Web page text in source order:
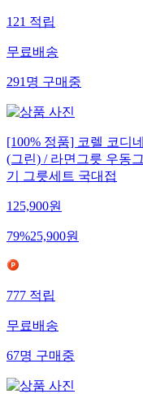
121적립
무료배송
291명구매중
[100% 정품] 코렐 코디
(그린) / 라면그릇 우동
기 그릇세트 국대접
125,900원
79%25,900원
777적립
무료배송
67명구매중